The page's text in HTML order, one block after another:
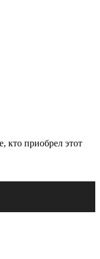
кто приобрел этот